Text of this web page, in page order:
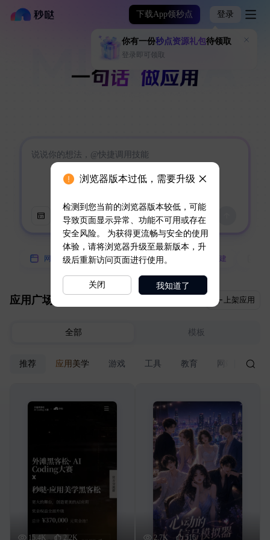
下载App领秒点 登录
你有一份秒点资源礼包待领取
登录即可领取
网页 小程序 App 技能创建
应用广场 上架应用
全部 模板
推荐 应用美学 游戏 工具 教育 网站 电商
15.4K 2.2K 2.7K 516
浏览器版本过低，需要升级
检测到您当前的浏览器版本较低，可能
导致页面显示异常、功能不可用或存在
安全风险。 为获得更流畅与安全的使用
体验，请将浏览器升级至最新版本，升
级后重新访问页面进行使用。
关闭 我知道了